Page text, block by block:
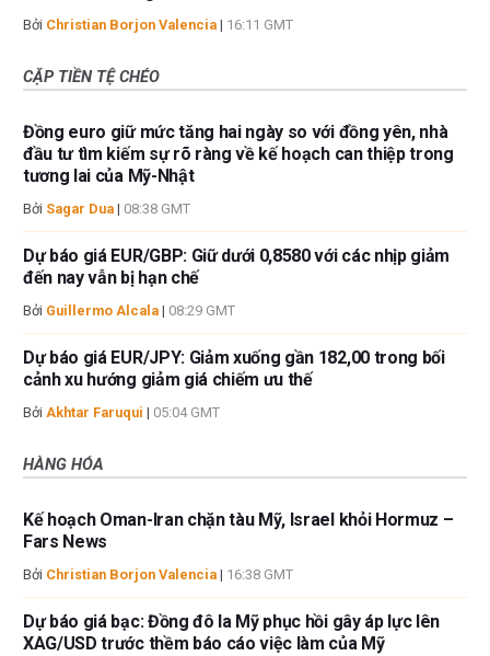
Bởi Christian Borjon Valencia | 16:11 GMT
CẶP TIỀN TỆ CHÉO
Đồng euro giữ mức tăng hai ngày so với đồng yên, nhà
đầu tư tìm kiếm sự rõ ràng về kế hoạch can thiệp trong
tương lai của Mỹ-Nhật
Bởi Sagar Dua | 08:38 GMT
Dự báo giá EUR/GBP: Giữ dưới 0,8580 với các nhịp giảm
đến nay vẫn bị hạn chế
Bởi Guillermo Alcala | 08:29 GMT
Dự báo giá EUR/JPY: Giảm xuống gần 182,00 trong bối
cảnh xu hướng giảm giá chiếm ưu thế
Bởi Akhtar Faruqui | 05:04 GMT
HÀNG HÓA
Kế hoạch Oman-Iran chặn tàu Mỹ, Israel khỏi Hormuz –
Fars News
Bởi Christian Borjon Valencia | 16:38 GMT
Dự báo giá bạc: Đồng đô la Mỹ phục hồi gây áp lực lên
XAG/USD trước thềm báo cáo việc làm của Mỹ